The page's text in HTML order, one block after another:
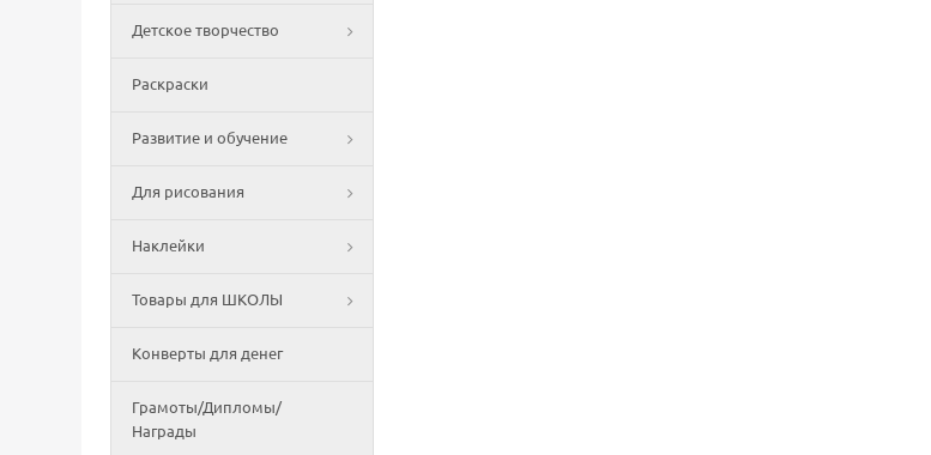
Детское творчество
Раскраски
Развитие и обучение
Для рисования
Наклейки
Товары для ШКОЛЫ
Конверты для денег
Грамоты/Дипломы/
Награды